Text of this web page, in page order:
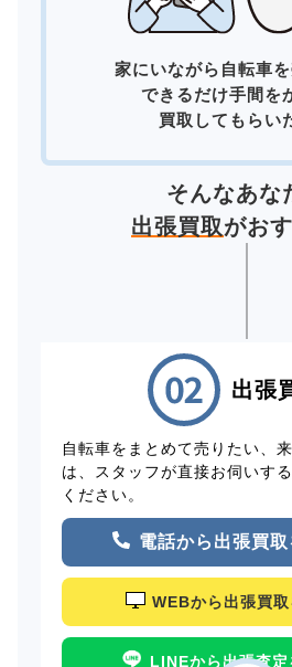
家にいながら自転車を
できるだけ手間を
買取してもらい
そんなあな
出張買取がお
出張
自転車をまとめて売りたい、
は、スタッフが直接お伺いす
ください。
電話から出張買
WEBから出張買
LINEから出張査定